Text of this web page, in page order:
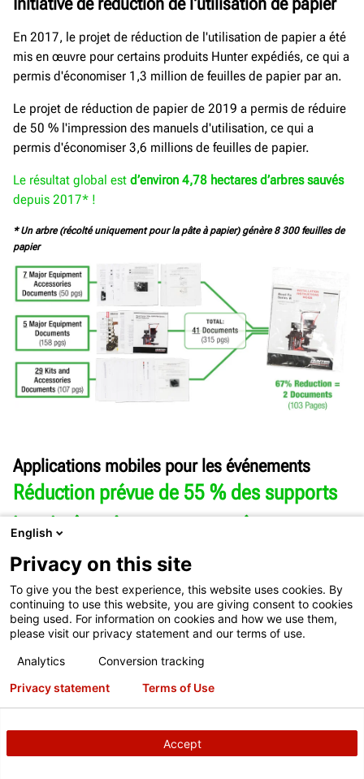
En 2017, le projet de réduction de l'utilisation de papier a été
mis en œuvre pour certains produits Hunter expédiés, ce qui a
permis d'économiser 1,3 million de feuilles de papier par an.
Le projet de réduction de papier de 2019 a permis de réduire
de 50 % l'impression des manuels d'utilisation, ce qui a
permis d'économiser 3,6 millions de feuilles de papier.
Le résultat global est d’environ 4,78 hectares d’arbres sauvés
depuis 2017* !
* Un arbre (récolté uniquement pour la pâte à papier) génère 8 300 feuilles de
papier
Applications mobiles pour les événements
Réduction prévue de 55 % des supports
imprimés grâce au passage à
l’application !
En 2018, Hunter a lancé une application mobile pour notre
plus grand événement organisé par l’entreprise : les réunions
nationales des ventes, du service et des distributeurs. Cette
nouvelle application a permis de réduire considérablement les
supports imprimés et les coûts globaux.
English
Privacy on this site
To give you the best experience, this website uses cookies. By
continuing to use this website, you are giving consent to cookies
being used. For information on cookies and how we use them,
please visit our privacy statement and our terms of use.
Analytics
Conversion tracking
Accept
Privacy statement Terms of Use